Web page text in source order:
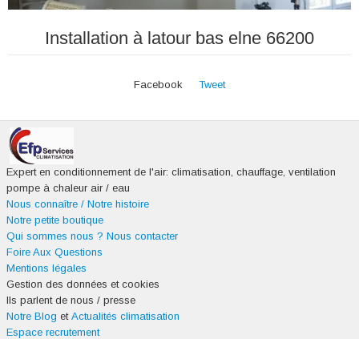
Installation à latour bas elne 66200
Facebook Tweet
Expert en conditionnement de l'air: climatisation, chauffage, ventilation
pompe à chaleur air / eau
Nous connaître / Notre histoire
Notre petite boutique
Qui sommes nous ? Nous contacter
Foire Aux Questions
Mentions légales
Gestion des données et cookies
Ils parlent de nous / presse
Notre Blog et Actualités climatisation
Espace recrutement